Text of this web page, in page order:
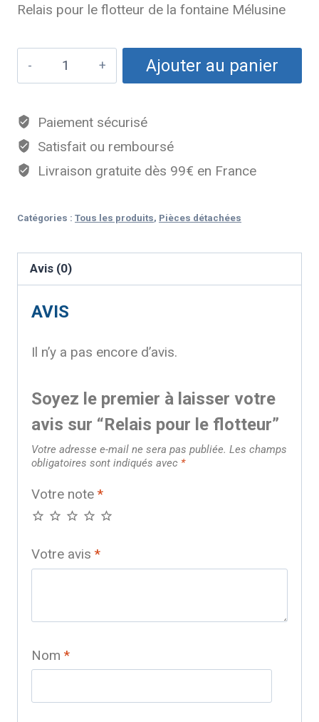
Relais pour le flotteur de la fontaine Mélusine
Ajouter au panier
Paiement sécurisé
Satisfait ou remboursé
Livraison gratuite dès 99€ en France
Catégories : Tous les produits, Pièces détachées
Avis (0)
AVIS
Il n’y a pas encore d’avis.
Soyez le premier à laisser votre
avis sur “Relais pour le flotteur”
Votre adresse e-mail ne sera pas publiée. Les champs
obligatoires sont indiqués avec *
Votre note *
Votre avis *
Nom *